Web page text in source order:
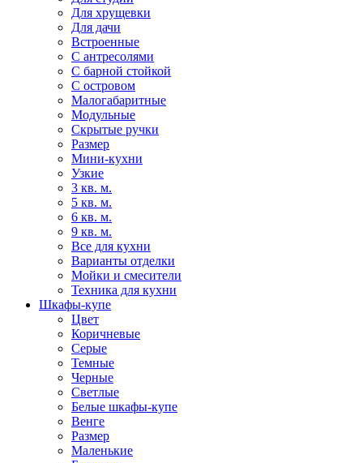
Для хрущевки
Для дачи
Встроенные
С антресолями
С барной стойкой
С островом
Малогабаритные
Модульные
Скрытые ручки
Размер
Мини-кухни
Узкие
3 кв. м.
5 кв. м.
6 кв. м.
9 кв. м.
Все для кухни
Варианты отделки
Мойки и смесители
Техника для кухни
Шкафы-купе
Цвет
Коричневые
Серые
Темные
Черные
Светлые
Белые шкафы-купе
Венге
Размер
Маленькие